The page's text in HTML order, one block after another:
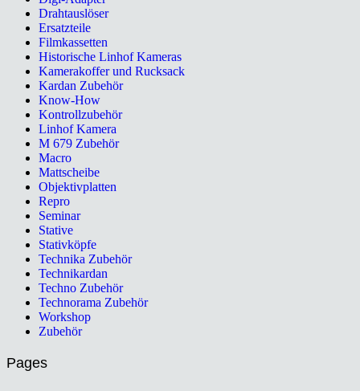
Drahtauslöser
Ersatzteile
Filmkassetten
Historische Linhof Kameras
Kamerakoffer und Rucksack
Kardan Zubehör
Know-How
Kontrollzubehör
Linhof Kamera
M 679 Zubehör
Macro
Mattscheibe
Objektivplatten
Repro
Seminar
Stative
Stativköpfe
Technika Zubehör
Technikardan
Techno Zubehör
Technorama Zubehör
Workshop
Zubehör
Pages